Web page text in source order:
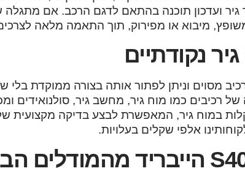
גיר ועדכון תוכנה בהתאם לדגם הרכב. אם
מיבוא או מפירוק, תוך התאמה מלאה
נקודתיים
מסוים וניתן לפתור אותה בצורה ממוקדת בלי
במוח גיר, המאפשרת לבצע בדיקה מקצועית
אלפי שקלים בעלויות.